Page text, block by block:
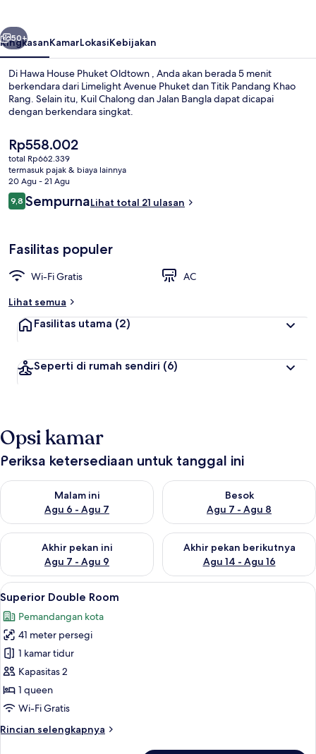
Berikutnya
50+
RingkasanKamarLokasiKebijakan
Di Hawa House Phuket Oldtown , Anda akan berada 5 menit
berkendara dari Limelight Avenue Phuket dan Titik Pandang Khao
Rang. Selain itu, Kuil Chalong dan Jalan Bangla dapat dicapai
dengan berkendara singkat.
Harga
saat
ini
Rp558.002
Rp558.002
total Rp662.339
termasuk pajak & biaya lainnya
20 Agu - 21 Agu
Ulasan
9,89,8 dari 10
SempurnaLihat total 21 ulasan
Fasilitas populer
Wi-Fi Gratis
AC
Lihat semua
Fasilitas utama (2)
Seperti di rumah sendiri (6)
Opsi kamar
Periksa ketersediaan untuk tanggal ini
Malam ini
Agu 6 - Agu 7
Periksa ketersediaan untuk malam ini Agu 6 - Agu 7
Besok
Agu 7 - Agu 8
Periksa ketersediaan untuk
Akhir pekan ini
Agu 7 - Agu 9
Periksa ketersediaan untuk akhir pekan ini Agu 7 - Agu 9
Akhir pekan berikutnya
Agu 14 - Agu 16
Periksa ketersediaan untuk
Lihat
semua
foto
untuk
Superior
Double
Room
Superior Double Room | Brankas,
9
Superior Double Room
Pemandangan kota
41 meter persegi
1 kamar tidur
Kapasitas 2
1 queen
Wi-Fi Gratis
Rincian selengkapnya
Rincian